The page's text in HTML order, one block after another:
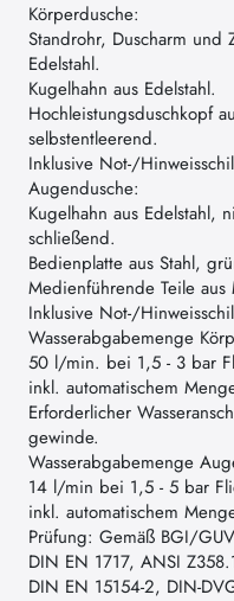
Körperdusche:
Standrohr, Duscharm und
Edelstahl.
Kugelhahn aus Edelstahl.
Hochleistungsduschkopf
selbstentleerend.
Inklusive Not-/
Augendusche:
Kugelhahn aus Edelstahl,
schließend.
Bedienplatte aus Stahl,
Medienführende Teile aus
Inklusive Not-/
Wasserabgabemenge
50 l/min. bei 1,5 - 3 bar
inkl. automatischem
Erforderlicher
gewinde.
Wasserabgabemenge
14 l/min bei 1,5 - 5 bar
inkl. automatischem
Prüfung: Gemäß BGI/
DIN EN 1717, ANSI
DIN EN 15154-2, DIN-